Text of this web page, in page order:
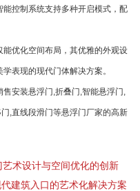
控制系统支持多种开启模式，配
优化空间布局，其优雅的外观设
表现的现代门体解决方案。
安装悬浮门,折叠门,智能悬浮门,
,直线段滑门等悬浮门厂家的高新
术设计与空间优化的创新
建筑入口的艺术化解决方案